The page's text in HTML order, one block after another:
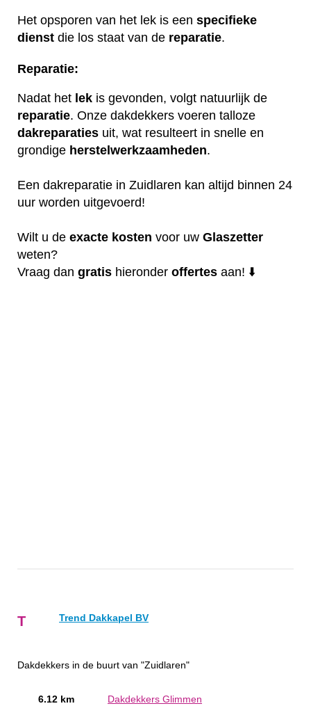
Het opsporen van het lek is een specifieke
dienst die los staat van de reparatie.
Reparatie:
Nadat het lek is gevonden, volgt natuurlijk de
reparatie. Onze dakdekkers voeren talloze
dakreparaties uit, wat resulteert in snelle en
grondige herstelwerkzaamheden.
Een dakreparatie in Zuidlaren kan altijd binnen 24
uur worden uitgevoerd!
Wilt u de exacte kosten voor uw Glaszetter
weten?
Vraag dan gratis hieronder offertes aan! ⬇️
T Trend Dakkapel BV
Dakdekkers in de buurt van "Zuidlaren"
6.12 km Dakdekkers Glimmen